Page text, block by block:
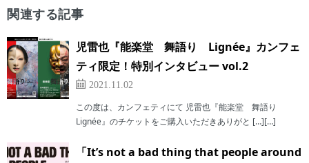
関連する記事
児雷也『能楽堂 舞語り Lignée』カンフェ
ティ限定！特別インタビュー vol.2
2021.11.02
この度は、カンフェティにて 児雷也『能楽堂 舞語り
Lignée』のチケットをご購入いただきありがと […][…]
「It’s not a bad thing that people around